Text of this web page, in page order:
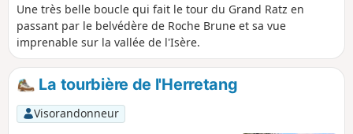
Une très belle boucle qui fait le tour du Grand Ratz en
passant par le belvédère de Roche Brune et sa vue
imprenable sur la vallée de l'Isère.
La tourbière de l'Herretang
Visorandonneur